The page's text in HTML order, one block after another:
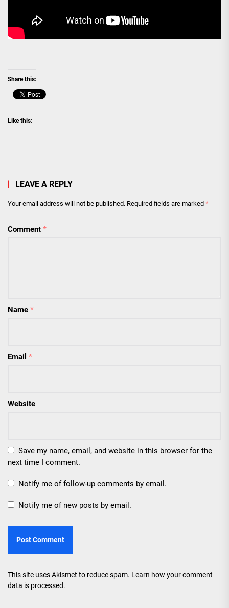
Share this:
Like this:
LEAVE A REPLY
Your email address will not be published. Required fields are marked *
Comment *
Name *
Email *
Website
Save my name, email, and website in this browser for the
next time I comment.
Notify me of follow-up comments by email.
Notify me of new posts by email.
This site uses Akismet to reduce spam. Learn how your comment
data is processed.